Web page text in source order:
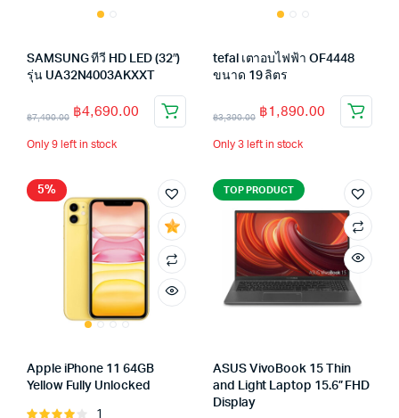
SAMSUNG ทีวี HD LED (32″)
รุ่น UA32N4003AKXXT
฿7,490.00 ฿4,690.00
Only 9 left in stock
tefal เตาอบไฟฟ้า OF4448
ขนาด 19 ลิตร
฿3,390.00 ฿1,890.00
Only 3 left in stock
5%
Apple iPhone 11 64GB
Yellow Fully Unlocked
Rated
1
TOP PRODUCT
ASUS VivoBook 15 Thin
and Light Laptop 15.6” FHD
Display